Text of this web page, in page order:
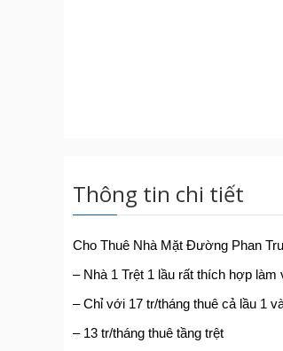
Thông tin chi tiết
Cho Thuê Nhà Mặt Đường Phan
– Nhà 1 Trệt 1 lầu rất thích hợp
– Chỉ với 17 tr/tháng thuê cả lầu 1
– 13 tr/tháng thuê tầng trệt